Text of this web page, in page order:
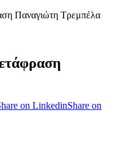
Παναγιώτη Τρεμπέλα
on LinkedinShare on